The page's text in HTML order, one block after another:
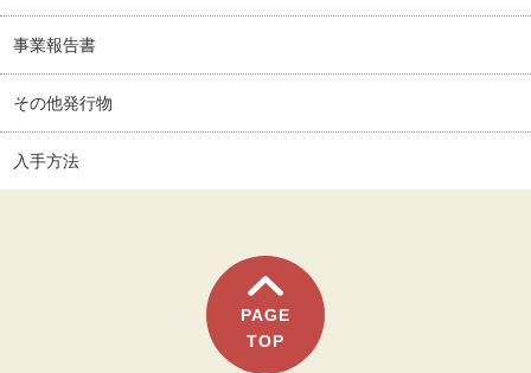
事業報告書
その他発行物
入手方法
PAGE
TOP